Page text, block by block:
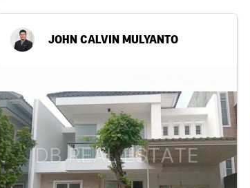
JOHN CALVIN MULYANTO